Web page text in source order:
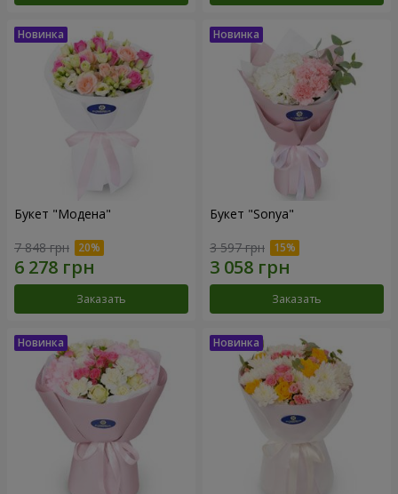
Букет "Модена"
7 848 грн
Заказать
Букет "Sonya"
3 597 грн
Заказать